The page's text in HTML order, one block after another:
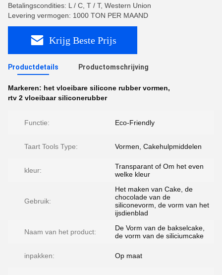
Betalingscondities: L / C, T / T, Western Union
Levering vermogen: 1000 TON PER MAAND
Krijg Beste Prijs
Productdetails Productomschrijving
Markeren: het vloeibare silicone rubber vormen,
rtv 2 vloeibaar siliconerubber
Functie: Eco-Friendly
Taart Tools Type: Vormen, Cakehulpmiddelen
kleur:
Transparant of Om het even
welke kleur
Gebruik:
Het maken van Cake, de
chocolade van de
siliconevorm, de vorm van het
ijsdienblad
Naam van het product:
De Vorm van de bakselcake,
de vorm van de siliciumcake
inpakken: Op maat